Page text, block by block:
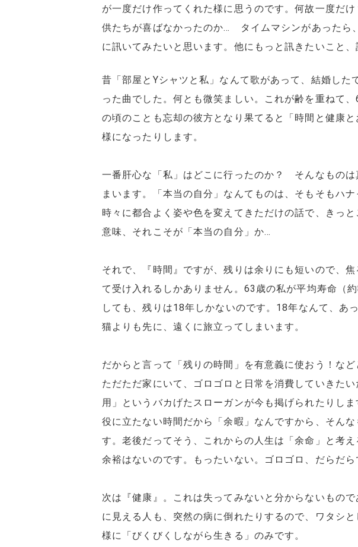
が一度だけ作ってくれた様に思うのです。何故一度だ
供たちが喜ばなかったのか… タイムマシンがあったら
に訊いてみたいと思います。他にもっと訊きたいこと、
昔「部屋とYシャツと私」なんて歌があって、結婚した
った曲でした。何とも微笑ましい。これが齢を重ねて
の頃のことも忘却の彼方となり果てると「時間と健康
様になったりします。
一番肝心な「私」はどこに行ったのか？ そんなものは
まいます。「本当の自分」なんてものは、そもそもハ
時々に都合よく姿や色を変えてきただけの話で、きっ
意味、それこそが「本当の自分」か…
それで、『時間』ですが、残りは余りにも短いので、
て受け入れるしかありません。63歳の私が平均寿命（
しても、残りは18年しかないのです。18年なんて、あ
猫よりも先に、遠くに旅立ってしまいます。
だからと言って「残りの時間」を有意義に使おう！など
ただただ家にいて、ゴロゴロと日常を消費していきた
用」というバカげたスローガンが今も掲げられたりしま
役に立たない時間だから「余暇」なんですから、そん
す。老後だってそう、これからの人生は「余命」と考
余裕はないのです。もったいない。ゴロゴロ、だらだら
次は『健康』。これは失ってみないと分からないもの
に見える人も、突然の病に倒れたりするので、ワタシ
様に「びくびくしながら生きる」のみです。